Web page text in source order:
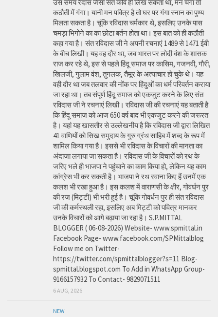
उस समय रैदास जैसा संत कवि ही लिख सकता था, मन चंगा तो
कठौती में गंगा। यानी मन पवित्र है तो घर पर गंगा स्नान का पुण्य
मिलता सकता है। चूंकि रविदास चर्मकार थे, इसलिए उनके पास
चमड़ा भिगोने का का छोटा बर्तन होता था। इस बात को ही कठौती
कहा गया है। संत रविदास जी ने अपनी रचनाएं 1489 से 1471 ईवी
के बीच लिखी। यह वह दौर था, जब भारत पर लोदी वंश के शासक
राज कर रहे थे, इस से पहले हिंदू समाज पर कासिम, गजनवी, गौरी,
खिलजी, गुलाम वंश, तुगलक, तैमूर के अत्याचार हो चुके थे। यह
वही दौर था जब तलवार की नोंक पर हिंदुओं का धर्म परिवर्तन कराया
जा रहा था। तब संपूर्ण हिंदू समाज को एकजुट करने के लिए संत
रविदास जी ने रचनाएं लिखी। रविदास जी की रचनाएं यह बताती है
कि हिंदू समाज को आज 650 वर्ष बाद भी एकजुट करने की जरूरत
है। यहां यह खासतौर से उल्लेखनीय है कि रविदास जी द्वारा लिखित
41 वाणियोंं को सिख समुदाय के गुरु ग्रंथ साहिब में शब्द के रूप में
शामिल किया गया है। इससे भी रविदास के विचारों की मानता का
अंदाजा लगाया जा सकता है। रविदास जी के विचारों को रथ के
जरिए भले ही भाजपा ने पहुंचाने का काम किया हो, लेकिन यह काम
कांग्रेस भी कर सकती है। भाजपा ने रथ रवाना किए हैं उनमें एक
कलश भी रखा हुआ है। इस कलश में वाराणसी के क्षीर, गोवर्धन पुर
की रज (मिट्टी) भी भरी हुई है। चूंकि गोवर्धन पुर ही संत रविदास
जी की कर्मस्थली रहा, इसलिए अब मिट्टी को पवित्र मानकर
उनके विचारों को आगे बढ़ाया जा रहा है। S.P.MITTAL
BLOGGER ( 06-08-2026) Website- www.spmittal.in
Facebook Page- www.facebook.com/SPMittalblog
Follow me on Twitter-
https://twitter.com/spmittalblogger?s=11 Blog-
spmittal.blogspot.com To Add in WhatsApp Group-
9166157932 To Contact- 9829071511
6 AUG, 2026
NEW